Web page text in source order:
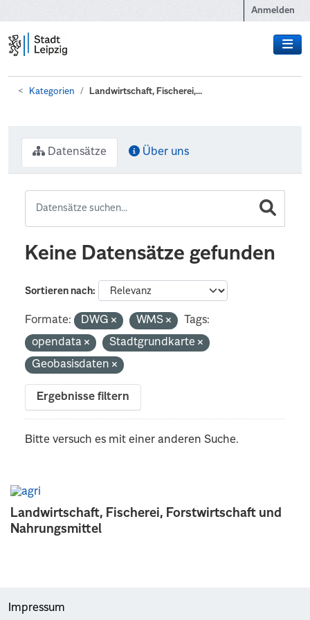
Anmelden
Kategorien Landwirtschaft, Fischerei,...
Landwirtschaft, Fischerei, Forstwirtschaft und
Nahrungsmittel
Datensätze Über uns
Keine Datensätze gefunden
Sortieren nach
Formate: DWG WMS
Tags:
opendata
Stadtgrundkarte
Geobasisdaten
Ergebnisse filtern
Bitte versuch es mit einer anderen Suche.
Impressum